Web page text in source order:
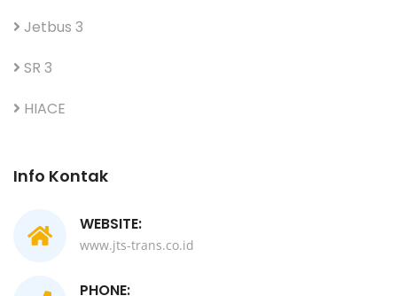
Jetbus 3
SR 3
HIACE
Info Kontak
WEBSITE:
www.jts-trans.co.id
PHONE: